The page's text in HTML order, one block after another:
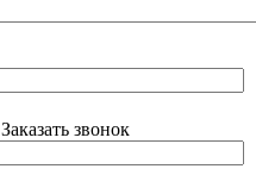
Заказать звонок